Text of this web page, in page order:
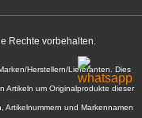
Rechte vorbehalten.
Herstellern/Lieferanten. Dies
Artikeln um Originalprodukte dieser
Artikelnummern und Markennamen